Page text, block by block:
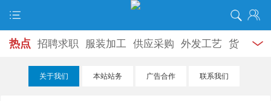
热点 招聘求职 服装加工 供应采购 外发工艺 货
生活服务 场地租赁 机器设备 拍摄宣传
关于我们 本站站务 广告合作 联系我们